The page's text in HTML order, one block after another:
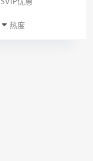
SVIP优惠
热度